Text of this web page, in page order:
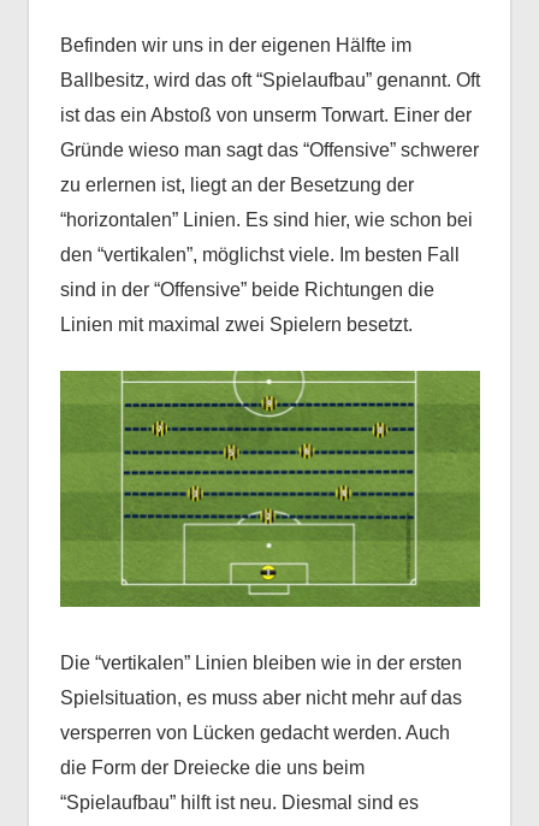
Befinden wir uns in der eigenen Hälfte im
Ballbesitz, wird das oft “Spielaufbau” genannt. Oft
ist das ein Abstoß von unserm Torwart. Einer der
Gründe wieso man sagt das “Offensive” schwerer
zu erlernen ist, liegt an der Besetzung der
“horizontalen” Linien. Es sind hier, wie schon bei
den “vertikalen”, möglichst viele. Im besten Fall
sind in der “Offensive” beide Richtungen die
Linien mit maximal zwei Spielern besetzt.
Die “vertikalen” Linien bleiben wie in der ersten
Spielsituation, es muss aber nicht mehr auf das
versperren von Lücken gedacht werden. Auch
die Form der Dreiecke die uns beim
“Spielaufbau” hilft ist neu. Diesmal sind es